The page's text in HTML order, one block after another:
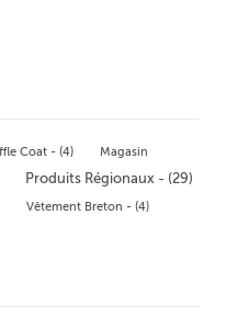
Coat - (4)
Magasin
Produits Régionaux - (29)
Vêtement Breton - (4)